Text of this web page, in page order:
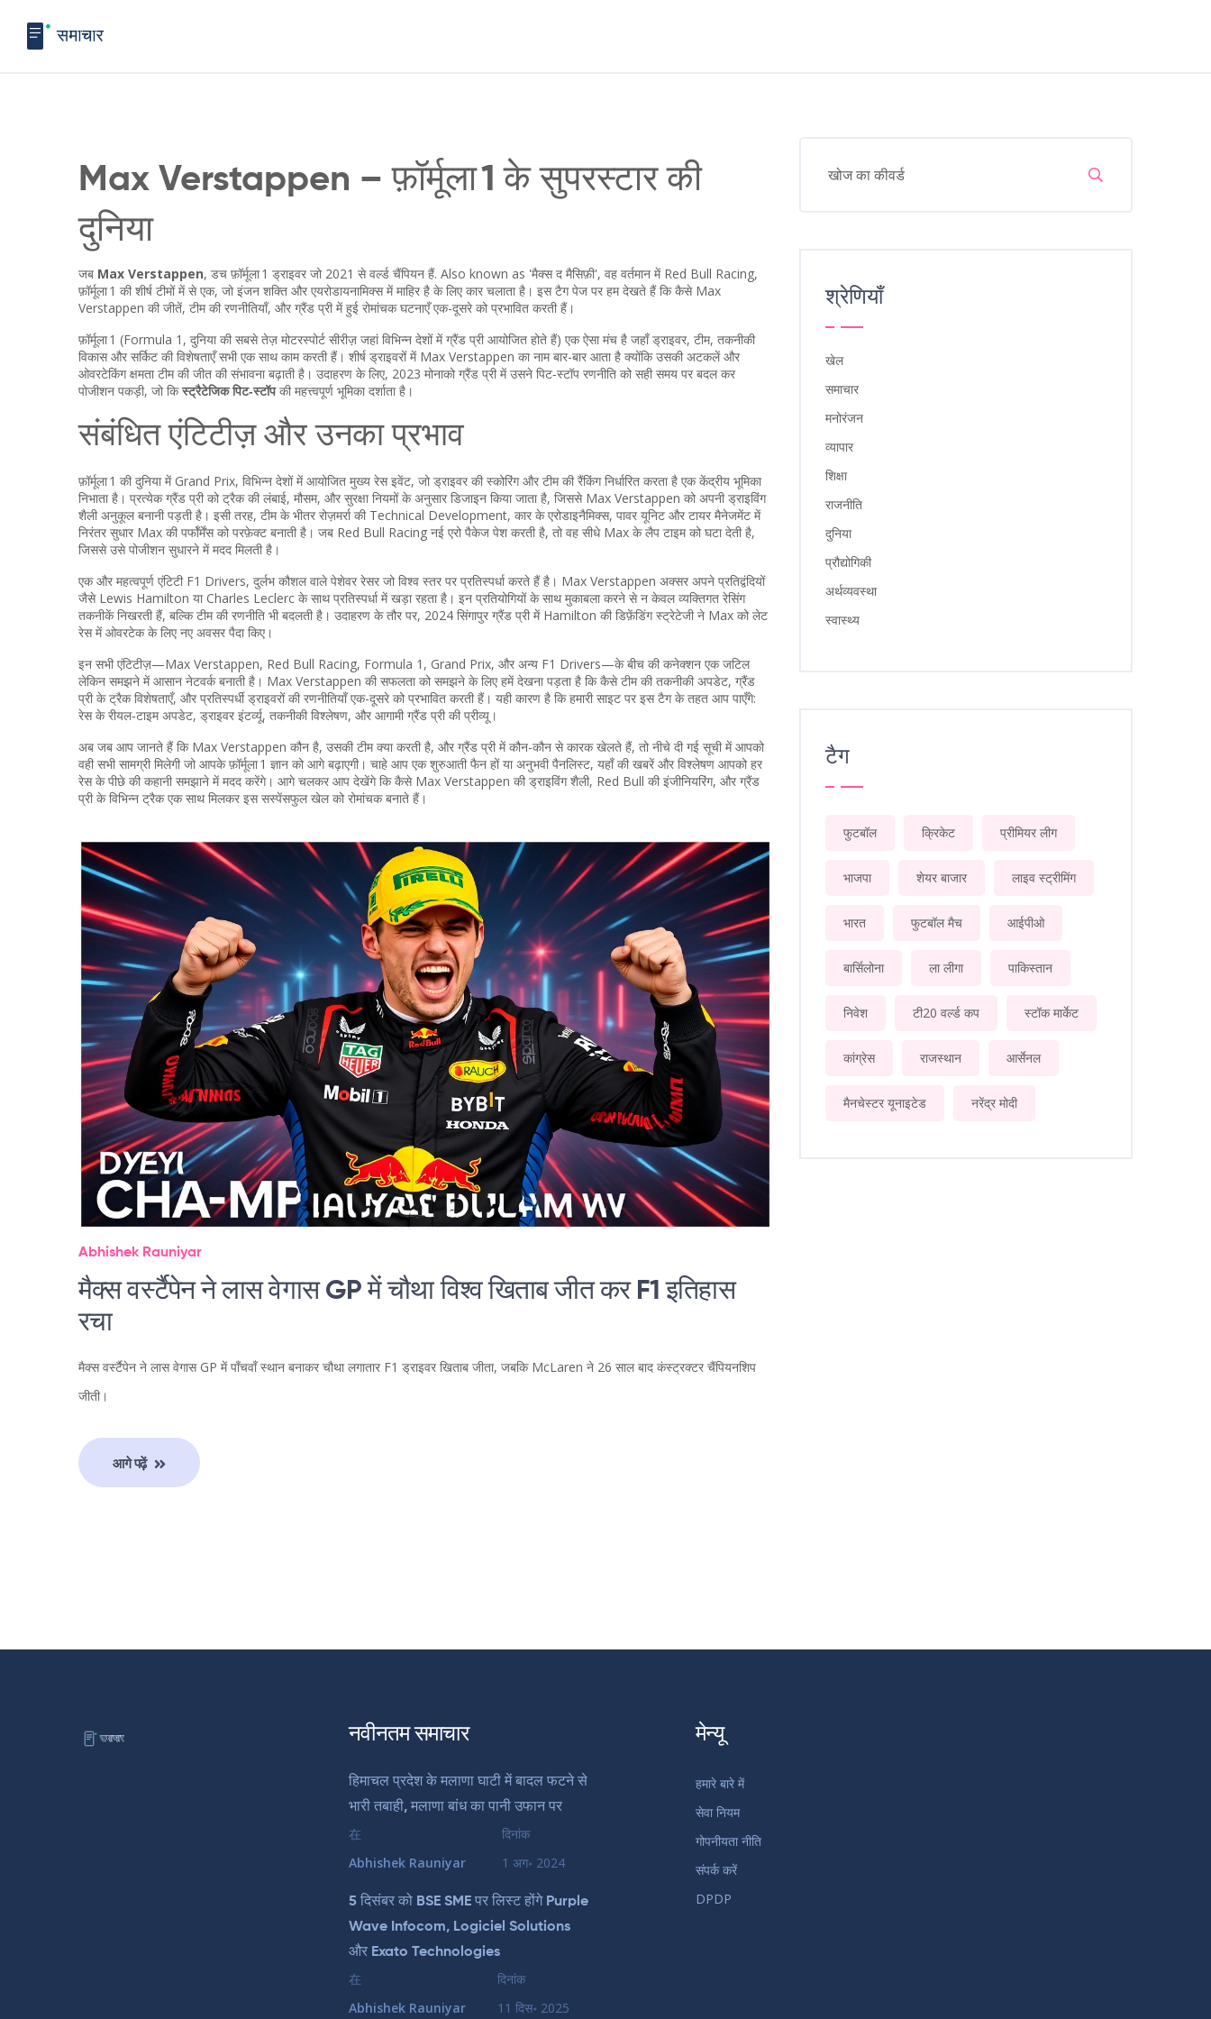
Max Verstappen – फ़ॉर्मूला 1 के सुपरस्टार की
दुनिया
जब Max Verstappen, डच फ़ॉर्मूला 1 ड्राइवर जो 2021 से वर्ल्ड चैंपियन हैं. Also known as 'मैक्स द मैसिफ़ी', वह वर्तमान में Red Bull Racing,
फ़ॉर्मूला 1 की शीर्ष टीमों में से एक, जो इंजन शक्ति और एयरोडायनामिक्स में माहिर है के लिए कार चलाता है। इस टैग पेज पर हम देखते हैं कि कैसे Max
Verstappen की जीतें, टीम की रणनीतियाँ, और ग्रैंड प्री में हुई रोमांचक घटनाएँ एक-दूसरे को प्रभावित करती हैं।
फ़ॉर्मूला 1 (Formula 1 , दुनिया की सबसे तेज़ मोटरस्पोर्ट सीरीज़ जहां विभिन्न देशों में ग्रैंड प्री आयोजित होते हैं) एक ऐसा मंच है जहाँ ड्राइवर, टीम, तकनीकी
विकास और सर्किट की विशेषताएँ सभी एक साथ काम करती हैं। शीर्ष ड्राइवरों में Max Verstappen का नाम बार-बार आता है क्योंकि उसकी अटकलें और
ओवरटेकिंग क्षमता टीम की जीत की संभावना बढ़ाती है। उदाहरण के लिए, 2023 मोनाको ग्रैंड प्री में उसने पिट‑स्टॉप रणनीति को सही समय पर बदल कर
पोजीशन पकड़ी, जो किस्ट्रैटेजिक पिट‑स्टॉपकी महत्त्वपूर्ण भूमिका दर्शाता है।
संबंधित एंटिटीज़ और उनका प्रभाव
फ़ॉर्मूला 1 की दुनिया में Grand Prix, विभिन्न देशों में आयोजित मुख्य रेस इवेंट, जो ड्राइवर की स्कोरिंग और टीम की रैंकिंग निर्धारित करता है एक केंद्रीय भूमिका
निभाता है। प्रत्येक ग्रैंड प्री को ट्रैक की लंबाई, मौसम, और सुरक्षा नियमों के अनुसार डिजाइन किया जाता है, जिससे Max Verstappen को अपनी ड्राइविंग
शैली अनुकूल बनानी पड़ती है। इसी तरह, टीम के भीतर रोज़मर्रा की Technical Development, कार के एरोडाइनैमिक्स, पावर यूनिट और टायर मैनेजमेंट में
निरंतर सुधार Max की पर्फॉर्मेंस को परफ़ेक्ट बनाती है। जब Red Bull Racing नई एरो पैकेज पेश करती है, तो वह सीधे Max के लैप टाइम को घटा देती है,
जिससे उसे पोजीशन सुधारने में मदद मिलती है।
एक और महत्वपूर्ण एंटिटी F1 Drivers, दुर्लभ कौशल वाले पेशेवर रेसर जो विश्व स्तर पर प्रतिस्पर्धा करते हैंहै। Max Verstappen अक्सर अपने प्रतिद्वंदियों
जैसे Lewis Hamilton या Charles Leclerc के साथ प्रतिस्पर्धा में खड़ा रहता है। इन प्रतियोगियों के साथ मुकाबला करने से न केवल व्यक्तिगत रेसिंग
तकनीकें निखरती हैं, बल्कि टीम की रणनीति भी बदलती है। उदाहरण के तौर पर, 2024 सिंगापुर ग्रैंड प्री में Hamilton की डिफ़ेंडिंग स्ट्रेटेजी ने Max को लेट
रेस में ओवरटेक के लिए नए अवसर पैदा किए।
इन सभी एंटिटीज़—Max Verstappen, Red Bull Racing, Formula 1, Grand Prix, और अन्य F1 Drivers—के बीच की कनेक्शन एक जटिल
लेकिन समझने में आसान नेटवर्क बनाती है। Max Verstappen की सफलता को समझने के लिए हमें देखना पड़ता है कि कैसे टीम की तकनीकी अपडेट, ग्रैंड
प्री के ट्रैक विशेषताएँ, और प्रतिस्पर्धी ड्राइवरों की रणनीतियाँ एक-दूसरे को प्रभावित करती हैं। यही कारण है कि हमारी साइट पर इस टैग के तहत आप पाएँगे:
रेस के रीयल‑टाइम अपडेट, ड्राइवर इंटर्व्यू, तकनीकी विश्लेषण, और आगामी ग्रैंड प्री की प्रीव्यू।
अब जब आप जानते हैं कि Max Verstappen कौन है, उसकी टीम क्या करती है, और ग्रैंड प्री में कौन-कौन से कारक खेलते हैं, तो नीचे दी गई सूची में आपको
वही सभी सामग्री मिलेगी जो आपके फ़ॉर्मूला 1 ज्ञान को आगे बढ़ाएगी। चाहे आप एक शुरुआती फैन हों या अनुभवी पैनलिस्ट, यहाँ की खबरें और विश्लेषण आपको हर
रेस के पीछे की कहानी समझाने में मदद करेंगे। आगे चलकर आप देखेंगे कि कैसे Max Verstappen की ड्राइविंग शैली, Red Bull की इंजीनियरिंग, और ग्रैंड
प्री के विभिन्न ट्रैक एक साथ मिलकर इस सस्पेंसफुल खेल को रोमांचक बनाते हैं।
Abhishek Rauniyar
मैक्स वर्स्टैपेन ने लास वेगास GP में चौथा विश्व खिताब जीत कर F1 इतिहास
रचा
मैक्स वर्स्टैपेन ने लास वेगास GP में पाँचवाँ स्थान बनाकर चौथा लगातार F1 ड्राइवर खिताब जीता, जबकि McLaren ने 26 साल बाद कंस्ट्रक्टर चैंपियनशिप
जीती।
आगे पढ़ें
श्रेणियाँ
खेल
समाचार
मनोरंजन
व्यापार
शिक्षा
राजनीति
दुनिया
प्रौद्योगिकी
अर्थव्यवस्था
स्वास्थ्य
टैग
फुटबॉल क्रिकेट प्रीमियर लीग
भाजपा शेयर बाजार लाइव स्ट्रीमिंग
भारत फुटबॉल मैच आईपीओ
बार्सिलोना ला लीगा पाकिस्तान
निवेश टी20 वर्ल्ड कप स्टॉक मार्केट
कांग्रेस राजस्थान आर्सेनल
मैनचेस्टर यूनाइटेड नरेंद्र मोदी
नवीनतम समाचार
हिमाचल प्रदेश के मलाणा घाटी में बादल फटने से
भारी तबाही, मलाणा बांध का पानी उफान पर
在
Abhishek Rauniyar
दिनांक
1 अग॰ 2024
5 दिसंबर को BSE SME पर लिस्ट होंगे Purple
Wave Infocom, Logiciel Solutions
और Exato Technologies
在
Abhishek Rauniyar
दिनांक
11 दिस॰ 2025
मेन्यू
हमारे बारे में
सेवा नियम
गोपनीयता नीति
संपर्क करें
DPDP